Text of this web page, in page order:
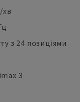
хв
з 24 позиціями
3